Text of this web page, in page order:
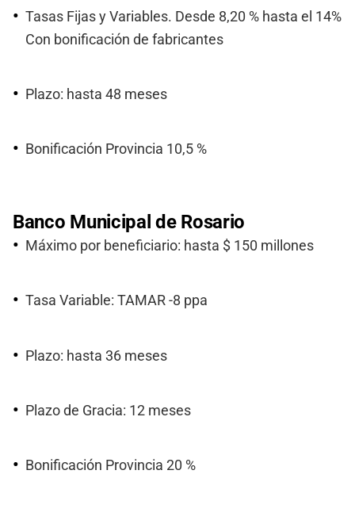
Tasas Fijas y Variables. Desde 8,20 % hasta el 14%
Con bonificación de fabricantes
Plazo: hasta 48 meses
Bonificación Provincia 10,5 %
Banco Municipal de Rosario
Máximo por beneficiario: hasta $ 150 millones
Tasa Variable: TAMAR -8 ppa
Plazo: hasta 36 meses
Plazo de Gracia: 12 meses
Bonificación Provincia 20 %